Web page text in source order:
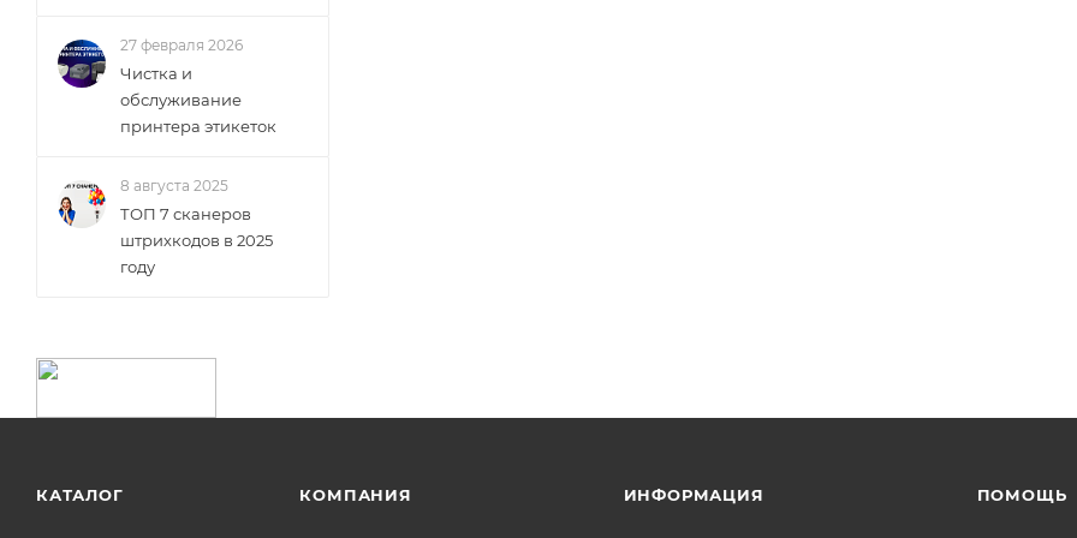
27 февраля 2026
Чистка и
обслуживание
принтера этикеток
8 августа 2025
ТОП 7 сканеров
штрихкодов в 2025
году
КАТАЛОГ КОМПАНИЯ ИНФОРМАЦИЯ ПОМОЩЬ